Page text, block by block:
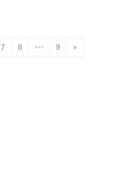
7 8 ••• 9 »